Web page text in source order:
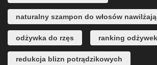
naturalny szampon do włosów
odżywka do rzęs ranking
redukcja blizn potrądzikowych